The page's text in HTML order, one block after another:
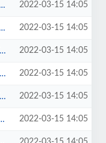
2022-03-15 14:05
2022-03-15 14:05
2022-03-15 14:05
2022-03-15 14:05
2022-03-15 14:05
2022-03-15 14:05